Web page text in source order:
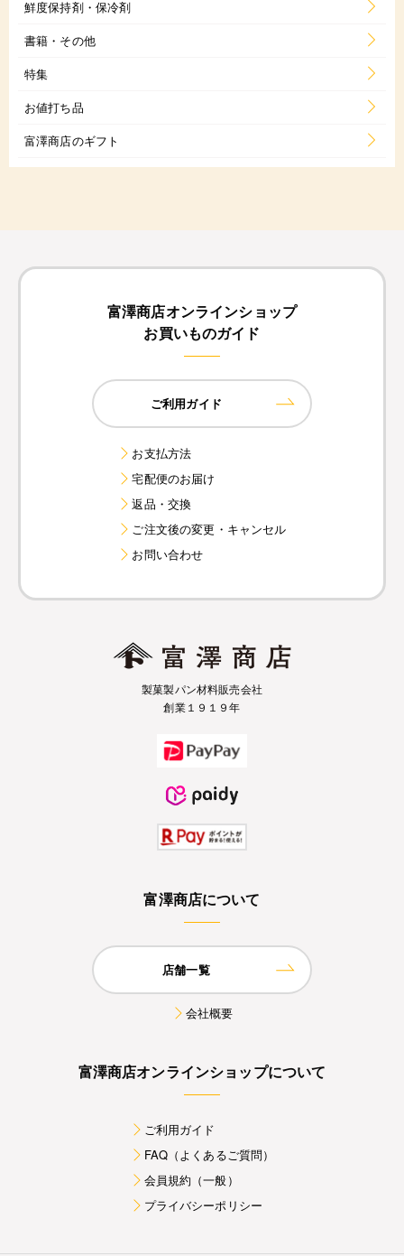
鮮度保持剤・保冷剤
書籍・その他
特集
お値打ち品
富澤商店のギフト
富澤商店オンラインショップ
お買いものガイド
ご利用ガイド
お支払方法
宅配便のお届け
返品・交換
ご注文後の変更・キャンセル
お問い合わせ
製菓製パン材料販売会社
創業１９１９年
富澤商店について
店舗一覧
会社概要
富澤商店オンラインショップについて
ご利用ガイド
FAQ（よくあるご質問）
会員規約（一般）
プライバシーポリシー